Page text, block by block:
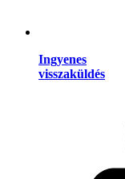
Ingyenes
visszaküldés